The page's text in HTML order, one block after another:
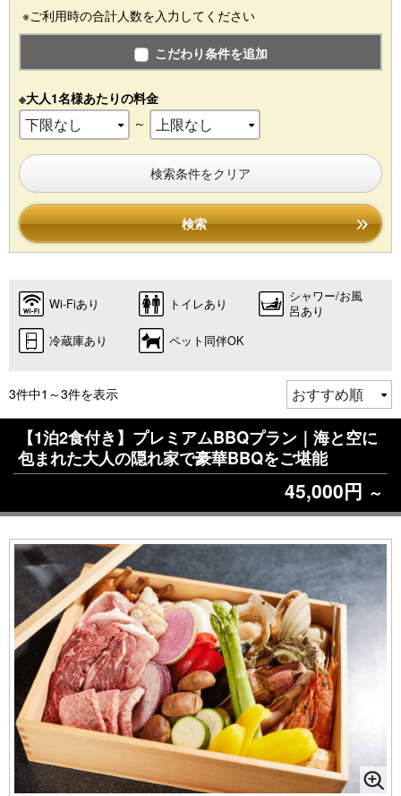
※ご利用時の合計人数を入力してください
こだわり条件を追加
※大人1名様あたりの料金
～
検索条件をクリア
検索
Wi-Fiあり トイレあり
シャワー/お風
呂あり
冷蔵庫あり
ペット同伴OK
3件中1～3件を表示
【1泊2食付き】プレミアムBBQプラン｜海と空に
包まれた大人の隠れ家で豪華BBQをご堪能
45,000円 ～